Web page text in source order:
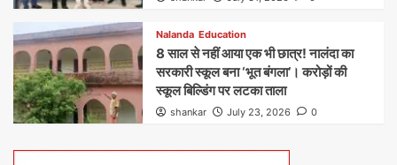
Nalanda Education
8 साल से नहीं आया एक भी छात्र! नालंदा का
सरकारी स्कूल बना ‘भूत बंगला’। करोड़ों की
स्कूल बिल्डिंग पर लटका ताला
shankar July 23, 2026 0